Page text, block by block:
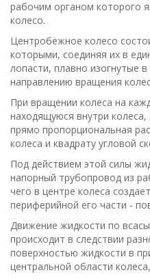
рабочим органом которого
колесо.
Центробежное колесо
которыми, соединяя их в
лопасти, плавно изогнутые
направлению вращения
При вращении колеса на
находящуюся внутри
прямо пропорциональная
колеса и квадрату угловой
Под действием этой силы
напорный трубопровод из
чего в центре колеса
периферийной его части -
Движение жидкости по
происходит в следствии
поверхностью жидкости в
центральной области